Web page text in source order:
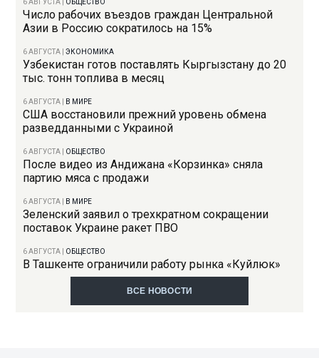
6 АВГУСТА ОБЩЕСТВО
Число рабочих въездов граждан Центральной
Азии в Россию сократилось на 15%
6 АВГУСТА |ЭКОНОМИКА
Узбекистан готов поставлять Кыргызстану до 20
тыс. тонн топлива в месяц
6 АВГУСТА В МИРЕ
США восстановили прежний уровень обмена
разведданными с Украиной
6 АВГУСТА ОБЩЕСТВО
После видео из Андижана «Корзинка» сняла
партию мяса с продажи
6 АВГУСТА В МИРЕ
Зеленский заявил о трехкратном сокращении
поставок Украине ракет ПВО
6 АВГУСТА ОБЩЕСТВО
В Ташкенте ограничили работу рынка «Куйлюк»
ВСЕ НОВОСТИ